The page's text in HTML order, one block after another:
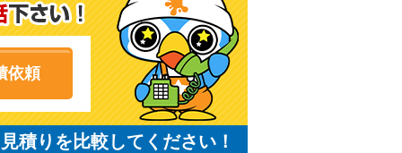
依頼
積りを比較してください！